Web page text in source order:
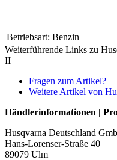
Betriebsart: Benzin
Weiterführende Links zu
II
Fragen zum Artikel?
Weitere Artikel von
Händlerinformationen |
Husqvarna Deutschland
Hans-Lorenser-Straße 40
89079 Ulm